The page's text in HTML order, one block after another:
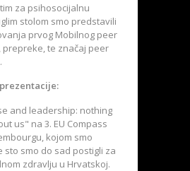
za psihosocijalnu
stolom smo predstavili
prvog Mobilnog peer
prepreke, te značaj peer
and leadership: nothing
us" na 3. EU Compass
kojom smo
sto smo do sad postigli za
zdravlju u Hrvatskoj.